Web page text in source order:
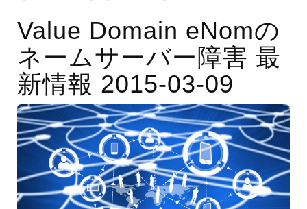
Value Domain eNomの
ネームサーバー障害 最
新情報 2015-03-09